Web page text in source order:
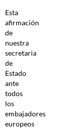
Esta
afirmación
de
nuestra
secretaria
de
Estado
ante
todos
los
embajadores
europeos